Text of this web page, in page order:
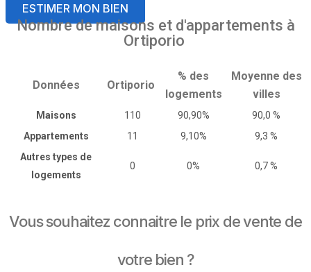
ESTIMER MON BIEN
Nombre de maisons et d'appartements à
Ortiporio
Données Ortiporio
% des
logements
Moyenne des
villes
Maisons 110 90,90%
90,0 %
Appartements
11 9,10%
9,3 %
Autres types de
logements
0 0% 0,7 %
Vous souhaitez connaitre le prix de vente de
votre bien ?